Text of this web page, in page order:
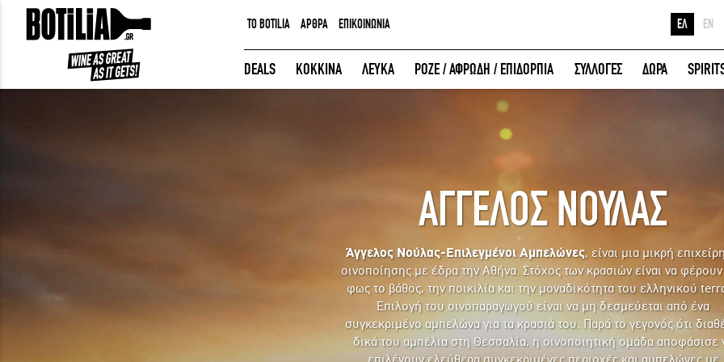
ΕΙΣΟΔΟΣ ΜΕΛΩΝ
ΕΙΣΟΔΟΣ ΜΕ FACEBOOK
TO BOTILIA ΑΡΘΡΑ ΕΠΙΚΟΙΝΩΝΙΑ ΕΛ EN
DEALS ΚΟΚΚΙΝΑ ΛΕΥΚΑ ΡΟΖΕ / ΑΦΡΩΔΗ / ΕΠΙΔΟΡΠΙΑ ΣΥΛΛΟΓΕΣ ΔΩΡΑ
ΑΓΓΕΛΟΣ ΝΟΥΛΑΣ
Άγγελος Νούλας-Επιλεγμένοι Αμπελώνες, είναι μια μικρή
οινοποίησης με έδρα την Αθήνα. Στόχος των κρασιών είναι να
φως το βάθος, την ποικιλία και την μοναδικότητα του ελληνικού
Επιλογή του οινοπαραγωγού είναι να μη δεσμεύεται από ένα
συγκεκριμένο αμπελώνα για τα κρασιά του. Παρά το γεγονός ότι
δικά του αμπέλια στη Θεσσαλία, η οινοποιητική ομάδα αποφάσισε
επιλέγουν ελεύθερα συγκεκριμένες περιοχές και αμπελώνες με